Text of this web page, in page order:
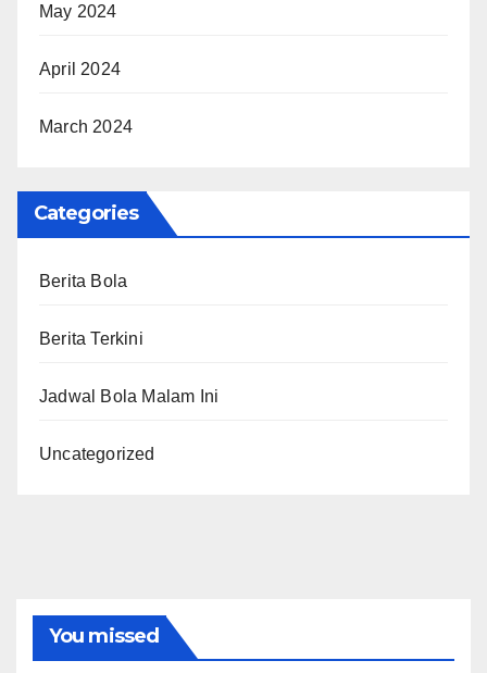
May 2024
April 2024
March 2024
Categories
Berita Bola
Berita Terkini
Jadwal Bola Malam Ini
Uncategorized
You missed